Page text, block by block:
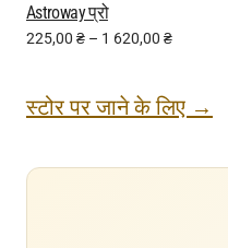
Astroway प्रो
225,00 ₴ – 1 620,00 ₴
स्टोर पर जाने के लिए →